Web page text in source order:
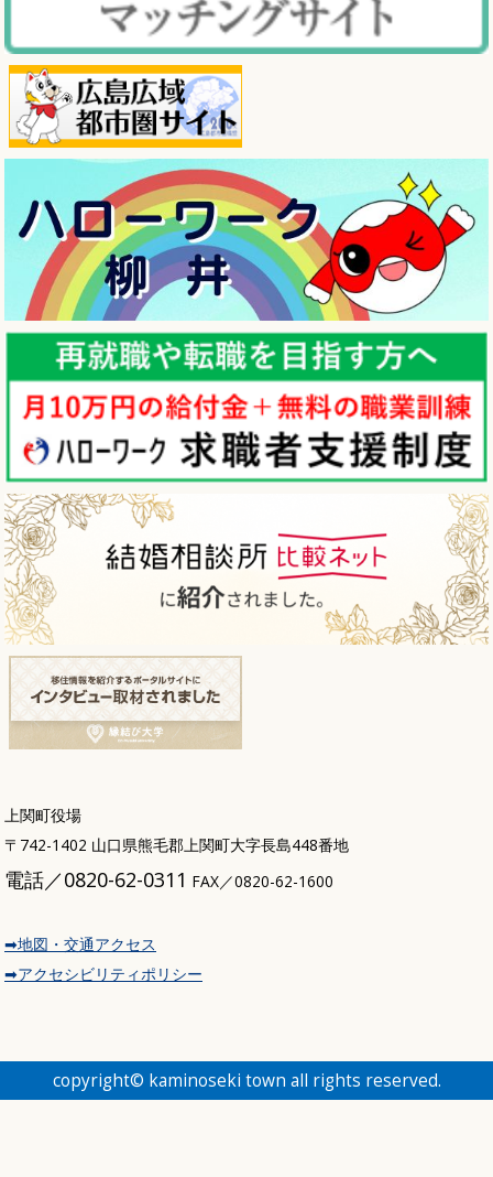
上関町役場
〒742-1402 山口県熊毛郡上関町大字長島448番地
電話／0820-62-0311 FAX／0820-62-1600
➡地図・交通アクセス
➡アクセシビリティポリシー
copyright© kaminoseki town all rights reserved.